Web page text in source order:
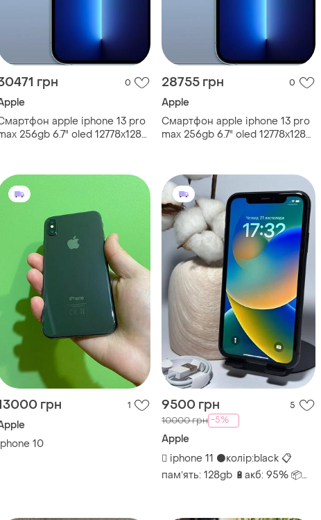
грн 0
apple iphone 13 pro
256gb 6.7" oled 12778x1284
28755 грн 0
Apple
Смартфон apple iphone 13 pro
max 256gb 6.7" oled 12778x1284
грн 1
10
9500 грн 5
10000 грн -5%
Apple
 iphone 11 ⚫️колір:black 📋
памʼять: 128gb 🔋акб: 95% 📦